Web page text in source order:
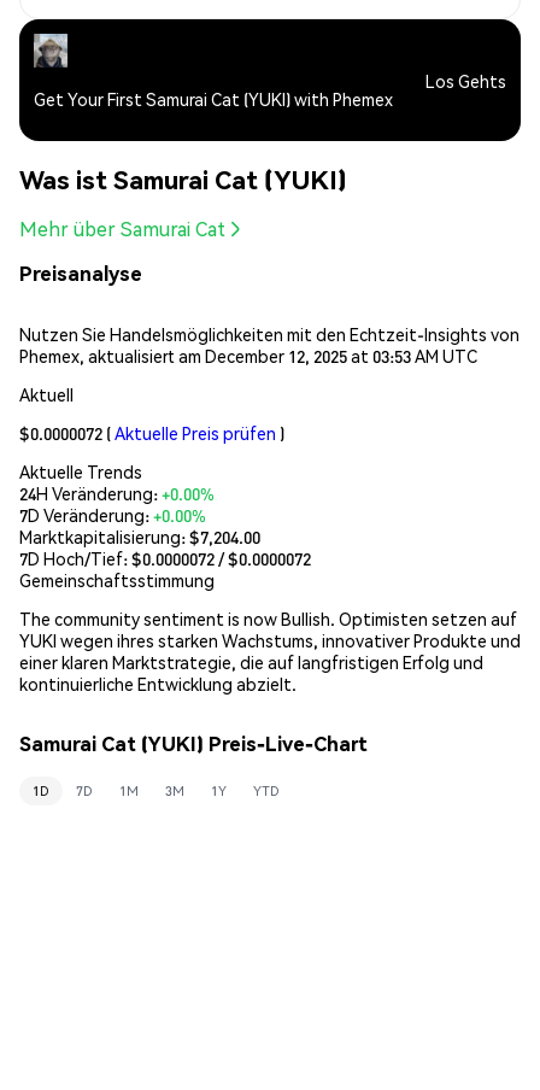
Get Your First Samurai Cat (YUKI) with Phemex
Los Gehts
Was ist Samurai Cat (YUKI)
Mehr über Samurai Cat
Preisanalyse
Nutzen Sie Handelsmöglichkeiten mit den Echtzeit-Insights von
Phemex, aktualisiert am December 12, 2025 at 03:53 AM UTC
Aktuell
$0.0000072 (Aktuelle Preis prüfen )
Aktuelle Trends
24H Veränderung:+0.00%
7D Veränderung:+0.00%
Marktkapitalisierung:$7,204.00
7D Hoch/Tief: $0.0000072/ $0.0000072
Gemeinschaftsstimmung
The community sentiment is now Bullish. Optimisten setzen auf
YUKI wegen ihres starken Wachstums, innovativer Produkte und
einer klaren Marktstrategie, die auf langfristigen Erfolg und
kontinuierliche Entwicklung abzielt.
Samurai Cat (YUKI) Preis-Live-Chart
1D 7D 1M 3M 1Y YTD